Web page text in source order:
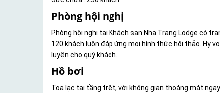
Phòng hội nghị
Phòng hội nghị tại Khách sạn Nha Trang Lodge có
120 khách luôn đáp ứng mọi hình thức hội thảo. Hy
luyện cho quý khách.
Hồ bơi
Tọa lạc tại tầng trệt, với không gian thoáng mát